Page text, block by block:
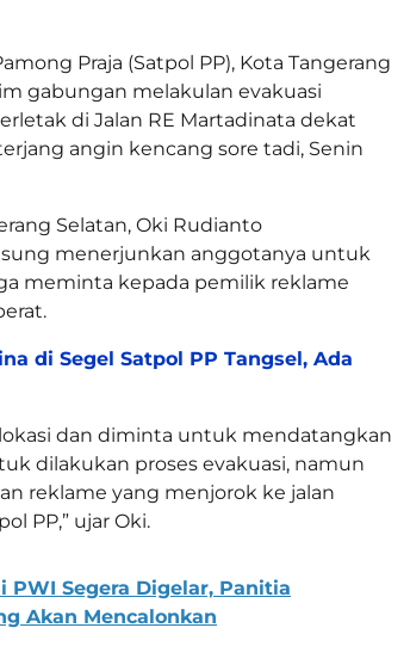
Praja (Satpol PP), Kota Tangerang
gabungan melakulan evakuasi
di Jalan RE Martadinata dekat
angin kencang sore tadi, Senin
Selatan, Oki Rudianto
menerjunkan anggotanya untuk
meminta kepada pemilik reklame
di Segel Satpol PP Tangsel, Ada
dan diminta untuk mendatangkan
dilakukan proses evakuasi, namun
reklame yang menjorok ke jalan
PP,” ujar Oki.
PWI Segera Digelar, Panitia
Akan Mencalonkan